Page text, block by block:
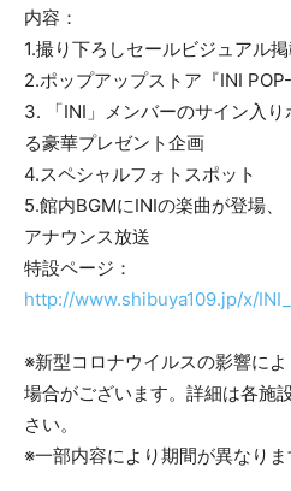
内容：
1.撮り下ろしセールビジュアル
2.ポップアップストア『INI
3. 「INI」メンバーのサイン入
る豪華プレゼント企画
4.スペシャルフォトスポット
5.館内BGMにINIの楽曲が登場
アナウンス放送
特設ページ：
http://www.shibuya109.jp/x/
※新型コロナウイルスの影響に
場合がございます。詳細は各施
さい。
※一部内容により期間が異なりま